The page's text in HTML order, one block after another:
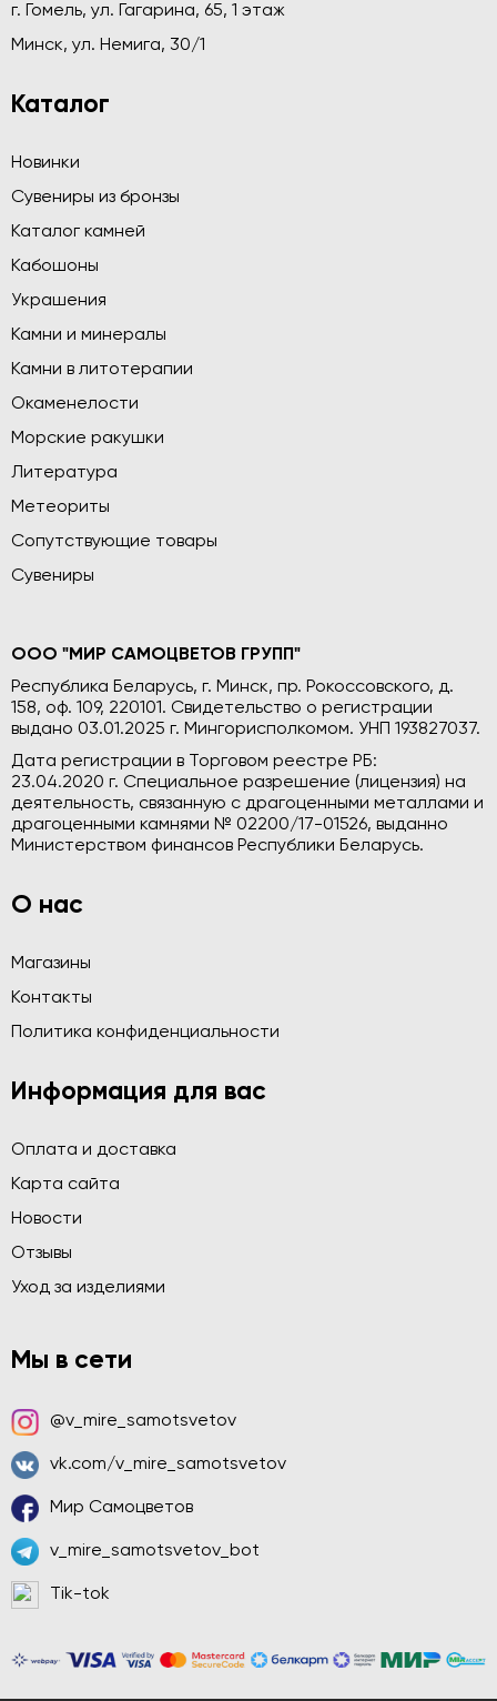
г. Гомель, ул. Гагарина, 65, 1 этаж
Минск, ул. Немига, 30/1
Каталог
Новинки
Сувениры из бронзы
Каталог камней
Кабошоны
Украшения
Камни и минералы
Камни в литотерапии
Окаменелости
Морские ракушки
Литература
Метеориты
Сопутствующие товары
Сувениры
ООО "МИР САМОЦВЕТОВ ГРУПП"
Республика Беларусь, г. Минск, пр. Рокоссовского, д.
158, оф. 109, 220101. Свидетельство о регистрации
выдано 03.01.2025 г. Мингорисполкомом. УНП 193827037.
Дата регистрации в Торговом реестре РБ:
23.04.2020 г. Специальное разрешение (лицензия) на
деятельность, связанную с драгоценными металлами и
драгоценными камнями № 02200/17-01526, выданно
Министерством финансов Республики Беларусь.
О нас
Магазины
Контакты
Политика конфиденциальности
Информация для вас
Оплата и доставка
Карта сайта
Новости
Отзывы
Уход за изделиями
Мы в сети
@v_mire_samotsvetov
vk.com/v_mire_samotsvetov
Мир Самоцветов
v_mire_samotsvetov_bot
Tik-tok